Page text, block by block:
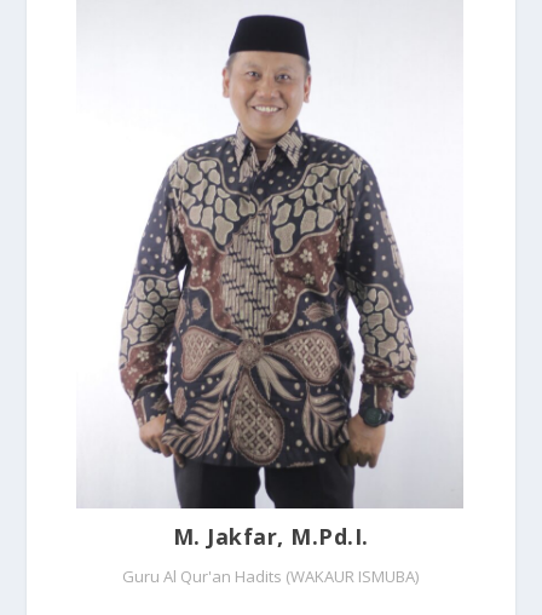
M. Jakfar, M.Pd.I.
Guru Al Qur'an Hadits (WAKAUR ISMUBA)